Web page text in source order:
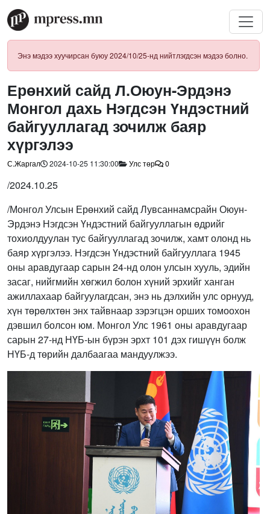
Энэ мэдээ хуучирсан буюу 2024/10/25-нд нийтлэгдсэн мэдээ болно.
Ерөнхий сайд Л.Оюун-Эрдэнэ
Монгол дахь Нэгдсэн Үндэстний
байгууллагад зочилж баяр
хүргэлээ
С.Жаргал 2024-10-25 11:30:00 Улс төр 0
/2024.10.25
/Монгол Улсын Ерөнхий сайд Лувсаннамсрайн Оюун-
Эрдэнэ Нэгдсэн Үндэстний байгууллагын өдрийг
тохиолдуулан тус байгууллагад зочилж, хамт олонд нь
баяр хүргэлээ. Нэгдсэн Үндэстний байгууллага 1945
оны аравдугаар сарын 24-нд олон улсын хууль, эдийн
засаг, нийгмийн хөгжил болон хүний эрхийг ханган
ажиллахаар байгуулагдсан, энэ нь дэлхийн улс орнууд,
хүн төрөлхтөн энх тайвнаар зэрэгцэн орших томоохон
дэвшил болсон юм. Монгол Улс 1961 оны аравдугаар
сарын 27-нд НҮБ-ын бүрэн эрхт 101 дэх гишүүн болж
НҮБ-д төрийн далбаагаа мандуулжээ.